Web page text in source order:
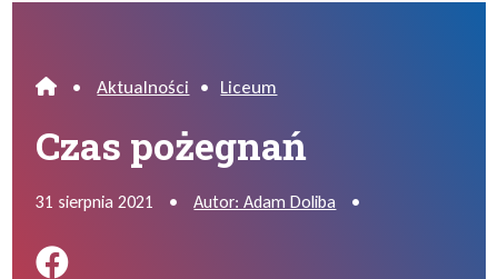
Home
• Aktualności • Liceum
Czas pożegnań
31 sierpnia 2021 • Autor: Adam Doliba •
Podziel się na FB